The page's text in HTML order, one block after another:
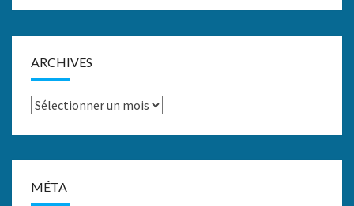
ARCHIVES
Archives
MÉTA